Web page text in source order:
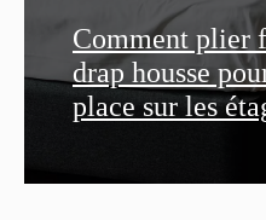
Comment plier
drap housse
place sur les